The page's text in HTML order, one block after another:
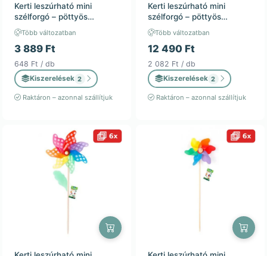
Kerti leszúrható mini
szélforgó – pöttyös
szivárvány – 18x48cm –
kültéri dekoráció / 6db
Több változatban
3 889 Ft
648 Ft / db
Kiszerelések 2
Raktáron – azonnal szállítjuk
Kerti leszúrható mini
szélforgó – pöttyös
szivárvány – 42x120cm –
kültéri dekoráció / 6db
Több változatban
12 490 Ft
2 082 Ft / db
Kiszerelések 2
Raktáron – azonnal szállítjuk